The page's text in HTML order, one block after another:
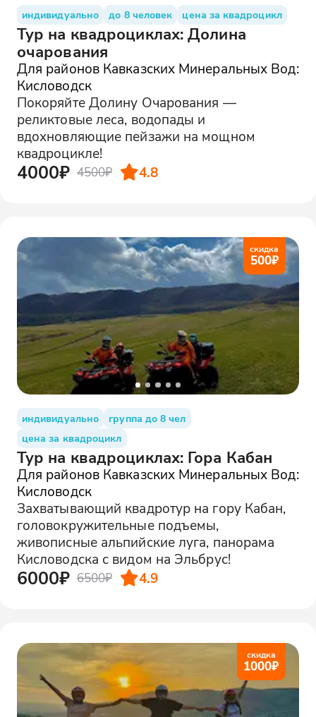
индивидуально до 8 человек цена за квадроцикл
Тур на квадроциклах: Долина
очарования
Для районов Кавказских Минеральных Вод:
Кисловодск
Покоряйте Долину Очарования —
реликтовые леса, водопады и
вдохновляющие пейзажи на мощном
квадроцикле!
4000₽ 4500₽ 4.8
скидка
500₽
индивидуально
группа до 8 чел
цена за квадроцикл
Тур на квадроциклах: Гора Кабан
Для районов Кавказских Минеральных Вод:
Кисловодск
Захватывающий квадротур на гору Кабан,
головокружительные подъемы,
живописные альпийские луга, панорама
Кисловодска с видом на Эльбрус!
6000₽ 6500₽ 4.9
скидка
1000₽